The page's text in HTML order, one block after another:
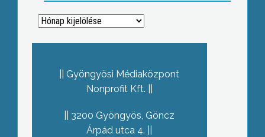
Archívum
Gyöngyösi Médiaközpont
Nonprofit Kft.
3200 Gyöngyös, Göncz
Árpád utca 4.